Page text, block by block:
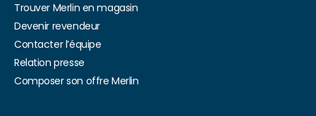
Trouver Merlin en magasin
Devenir revendeur
Contacter l’équipe
Relation presse
Composer son offre Merlin